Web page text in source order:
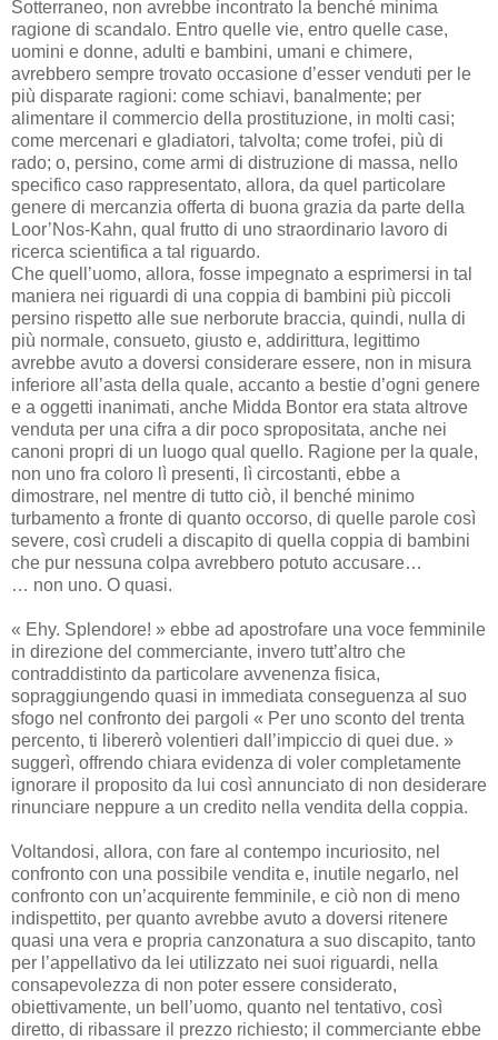
Sotterraneo, non avrebbe incontrato la benché minima
ragione di scandalo. Entro quelle vie, entro quelle case,
uomini e donne, adulti e bambini, umani e chimere,
avrebbero sempre trovato occasione d’esser venduti per le
più disparate ragioni: come schiavi, banalmente; per
alimentare il commercio della prostituzione, in molti casi;
come mercenari e gladiatori, talvolta; come trofei, più di
rado; o, persino, come armi di distruzione di massa, nello
specifico caso rappresentato, allora, da quel particolare
genere di mercanzia offerta di buona grazia da parte della
Loor’Nos-Kahn, qual frutto di uno straordinario lavoro di
ricerca scientifica a tal riguardo.
Che quell’uomo, allora, fosse impegnato a esprimersi in tal
maniera nei riguardi di una coppia di bambini più piccoli
persino rispetto alle sue nerborute braccia, quindi, nulla di
più normale, consueto, giusto e, addirittura, legittimo
avrebbe avuto a doversi considerare essere, non in misura
inferiore all’asta della quale, accanto a bestie d’ogni genere
e a oggetti inanimati, anche Midda Bontor era stata altrove
venduta per una cifra a dir poco spropositata, anche nei
canoni propri di un luogo qual quello. Ragione per la quale,
non uno fra coloro lì presenti, lì circostanti, ebbe a
dimostrare, nel mentre di tutto ciò, il benché minimo
turbamento a fronte di quanto occorso, di quelle parole così
severe, così crudeli a discapito di quella coppia di bambini
che pur nessuna colpa avrebbero potuto accusare…
… non uno. O quasi.
« Ehy. Splendore! » ebbe ad apostrofare una voce femminile
in direzione del commerciante, invero tutt’altro che
contraddistinto da particolare avvenenza fisica,
sopraggiungendo quasi in immediata conseguenza al suo
sfogo nel confronto dei pargoli « Per uno sconto del trenta
percento, ti libererò volentieri dall’impiccio di quei due. »
suggerì, offrendo chiara evidenza di voler completamente
ignorare il proposito da lui così annunciato di non desiderare
rinunciare neppure a un credito nella vendita della coppia.
Voltandosi, allora, con fare al contempo incuriosito, nel
confronto con una possibile vendita e, inutile negarlo, nel
confronto con un’acquirente femminile, e ciò non di meno
indispettito, per quanto avrebbe avuto a doversi ritenere
quasi una vera e propria canzonatura a suo discapito, tanto
per l’appellativo da lei utilizzato nei suoi riguardi, nella
consapevolezza di non poter essere considerato,
obiettivamente, un bell’uomo, quanto nel tentativo, così
diretto, di ribassare il prezzo richiesto; il commerciante ebbe